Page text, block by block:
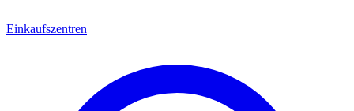
Einkaufszentren